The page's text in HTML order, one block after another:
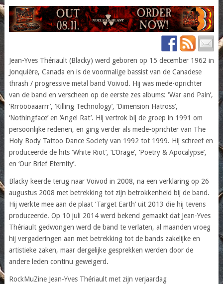
Jean-Yves Thériault (Blacky) werd geboren op 15 december 1962 in
Jonquière, Canada en is de voormalige bassist van de Canadese
thrash / progressive metal band Voivod. Hij was mede-oprichter
van de band en verscheen op de eerste zes albums: ‘War and Pain’,
‘Rrröööaaarrr’, ‘Killing Technology’, ‘Dimension Hatross’,
‘Nothingface’ en ‘Angel Rat’. Hij vertrok bij de groep in 1991 om
persoonlijke redenen, en ging verder als mede-oprichter van The
Holy Body Tattoo Dance Society van 1992 tot 1999. Hij schreef en
produceerde de hits ‘White Riot’, ‘L’Orage’, ‘Poetry & Apocalypse’,
en ‘Our Brief Eternity’.
Blacky keerde terug naar Voivod in 2008, na een verklaring op 26
augustus 2008 met betrekking tot zijn betrokkenheid bij de band.
Hij werkte mee aan de plaat ‘Target Earth’ uit 2013 die hij tevens
produceerde. Op 10 juli 2014 werd bekend gemaakt dat Jean-Yves
Thériault gedwongen werd de band te verlaten, al maanden vroeg
hij vergaderingen aan met betrekking tot de bands zakelijke en
artistieke zaken, maar dergelijke gesprekken werden door de
andere leden continu geweigerd.
RockMuZine Jean-Yves Thériault met zijn verjaardag